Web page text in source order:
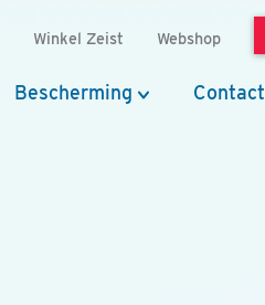
Winkel Zeist Webshop
Bescherming Contact